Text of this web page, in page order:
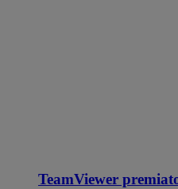
TeamViewer